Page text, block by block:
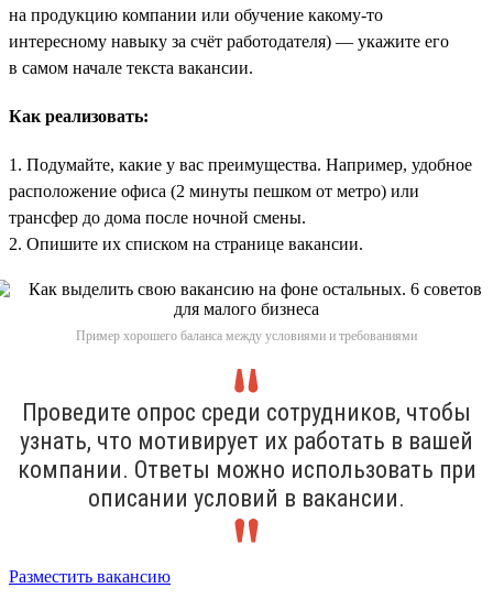
на продукцию компании или обучение какому-то
интересному навыку за счёт работодателя) — укажите его
в самом начале текста вакансии.
Как реализовать:
1. Подумайте, какие у вас преимущества. Например, удобное
расположение офиса (2 минуты пешком от метро) или
трансфер до дома после ночной смены.
2. Опишите их списком на странице вакансии.
Пример хорошего баланса между условиями и требованиями
Проведите опрос среди сотрудников, чтобы
узнать, что мотивирует их работать в вашей
компании. Ответы можно использовать при
описании условий в вакансии.
Разместить вакансию